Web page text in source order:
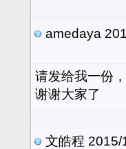
amedaya
请发给我一份
谢谢大家了
文皓程 2015/